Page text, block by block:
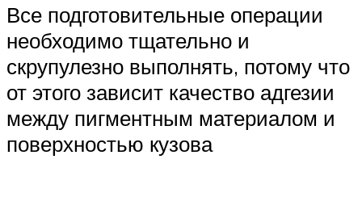
Все подготовительные операции
необходимо тщательно и
скрупулезно выполнять, потому что
от этого зависит качество адгезии
между пигментным материалом и
поверхностью кузова